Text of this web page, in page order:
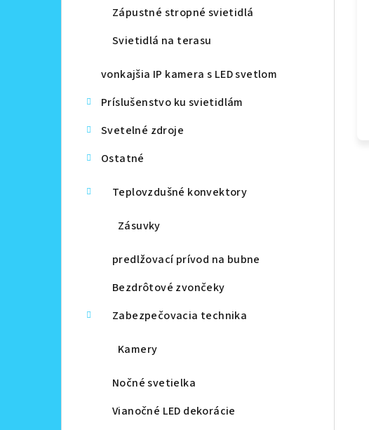
Zápustné stropné svietidlá
Svietidlá na terasu
vonkajšia IP kamera s LED svetlom
Príslušenstvo ku svietidlám
Svetelné zdroje
Ostatné
Teplovzdušné konvektory
Zásuvky
predlžovací prívod na bubne
Bezdrôtové zvončeky
Zabezpečovacia technika
Kamery
Nočné svetielka
Vianočné LED dekorácie